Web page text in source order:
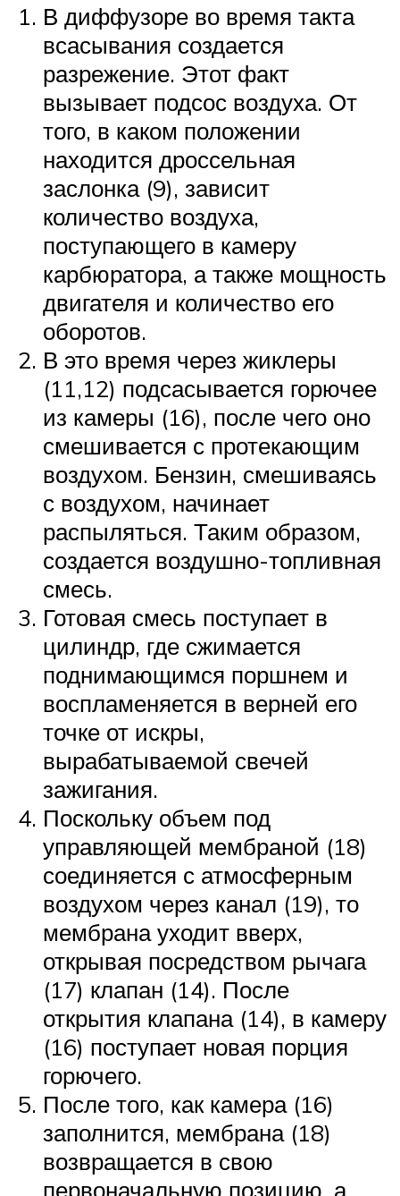
В диффузоре во время такта
всасывания создается
разрежение. Этот факт
вызывает подсос воздуха. От
того, в каком положении
находится дроссельная
заслонка (9), зависит
количество воздуха,
поступающего в камеру
карбюратора, а также мощность
двигателя и количество его
оборотов.
В это время через жиклеры
(11,12) подсасывается горючее
из камеры (16), после чего оно
смешивается с протекающим
воздухом. Бензин, смешиваясь
с воздухом, начинает
распыляться. Таким образом,
создается воздушно-топливная
смесь.
Готовая смесь поступает в
цилиндр, где сжимается
поднимающимся поршнем и
воспламеняется в верней его
точке от искры,
вырабатываемой свечей
зажигания.
Поскольку объем под
управляющей мембраной (18)
соединяется с атмосферным
воздухом через канал (19), то
мембрана уходит вверх,
открывая посредством рычага
(17) клапан (14). После
открытия клапана (14), в камеру
(16) поступает новая порция
горючего.
После того, как камера (16)
заполнится, мембрана (18)
возвращается в свою
первоначальную позицию, а